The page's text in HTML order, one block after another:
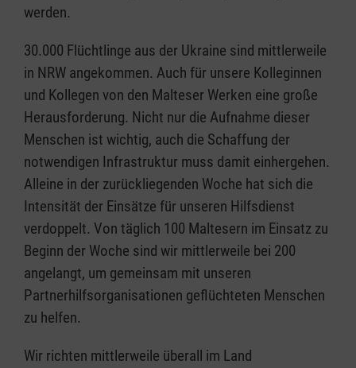
werden.
30.000 Flüchtlinge aus der Ukraine sind mittlerweile
in NRW angekommen. Auch für unsere Kolleginnen
und Kollegen von den Malteser Werken eine große
Herausforderung. Nicht nur die Aufnahme dieser
Menschen ist wichtig, auch die Schaffung der
notwendigen Infrastruktur muss damit einhergehen.
Alleine in der zurückliegenden Woche hat sich die
Intensität der Einsätze für unseren Hilfsdienst
verdoppelt. Von täglich 100 Maltesern im Einsatz zu
Beginn der Woche sind wir mittlerweile bei 200
angelangt, um gemeinsam mit unseren
Partnerhilfsorganisationen geflüchteten Menschen
zu helfen.
Wir richten mittlerweile überall im Land